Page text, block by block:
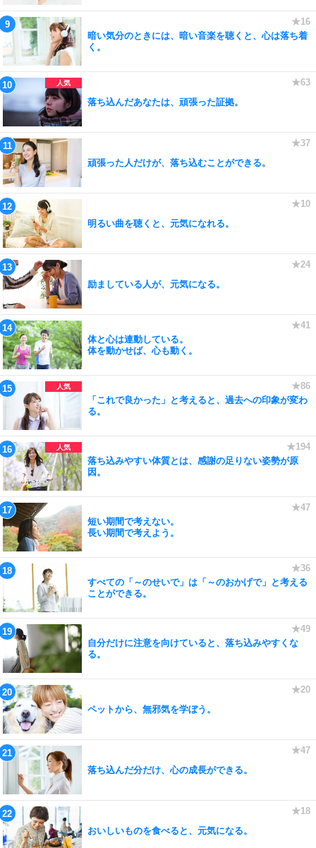
暗い気分のときには、暗い音楽を聴くと、心は落ち着
く。
落ち込んだあなたは、頑張った証拠。
頑張った人だけが、落ち込むことができる。
明るい曲を聴くと、元気になれる。
励ましている人が、元気になる。
体と心は連動している。
体を動かせば、心も動く。
「これで良かった」と考えると、過去への印象が変わ
る。
落ち込みやすい体質とは、感謝の足りない姿勢が原
因。
短い期間で考えない。
長い期間で考えよう。
すべての「～のせいで」は「～のおかげで」と考える
ことができる。
自分だけに注意を向けていると、落ち込みやすくな
る。
ペットから、無邪気を学ぼう。
落ち込んだ分だけ、心の成長ができる。
おいしいものを食べると、元気になる。